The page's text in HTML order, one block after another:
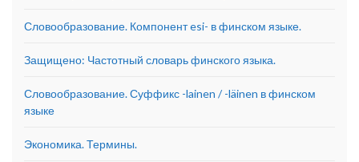
Словообразование. Компонент esi- в финском языке.
Защищено: Частотный словарь финского языка.
Словообразование. Суффикс -lainen / -läinen в финском
языке
Экономика. Термины.